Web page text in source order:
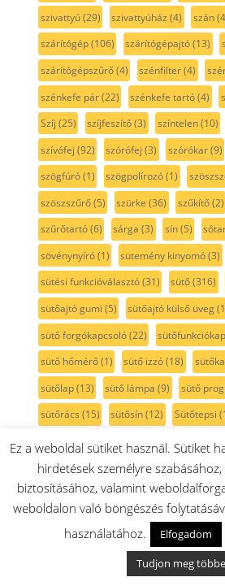
szivattyú(29) szivattyúház (4) szán
szárítógép(106) szárítógépajtó(13)
szárítógépszűrő(4) szénfilter(4)
szénkefe pár(22) szénkefe tartó(4)
Szíj (25) szíjfeszítő(3) színtelen(10)
szívófej (92) szórófej (3) szórókar(9)
szögfúró(1) szögpolírozó(1)
szöszszűrő(5) szürke (36) szűkítő(2)
szűrőtartó(6) sárga (3) sín(5)
sövénynyíró(1) sütemény kinyomó(3)
sütési funkcióválasztó(31) sütő(316)
sütőajtó gumi (5) sütőajtó külső üveg
sütő forgókapcsoló(22)
sütő hőmérő(1) sütő izzó(18)
sütőlap(13) sütő lámpa (9) sütő
sütőrács (15) sütősín(12) Sütőtepsi
sütőüveg (1) sütő üzemmódkapcsoló
sütő üzemmódváltó(16) sűtőajtó
takarítógép(66) takaró(3)
tartály(82) tartó
teafőző(1) tejcső
tekercs(2) tekercsfedél
Ez a weboldal sütiket használ. Sütiket
hirdetések személyre
biztosításához, valamint
weboldalon való böngészés
használatához.
Elfogadom
Tudjon meg